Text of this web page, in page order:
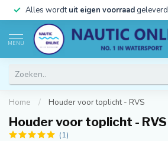
Alles wordtuit eigen voorraad geleverd
MENU
Home / Houder voor toplicht - RVS
Houder voor toplicht - RVS
(1)